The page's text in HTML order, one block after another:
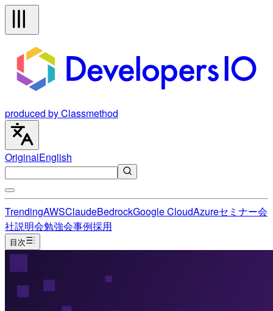
produced by Classmethod
OriginalEnglish
TrendingAWSClaudeBedrockGoogle CloudAzureセミナー会
社説明会勉強会事例採用
目次